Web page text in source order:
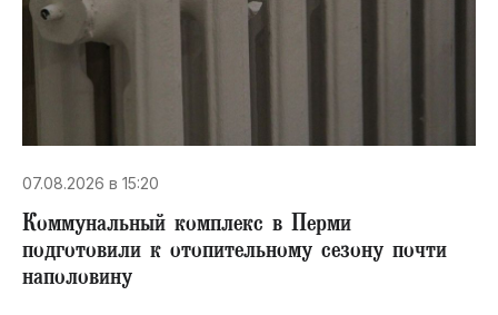
07.08.2026 в 15:20
Коммунальный комплекс в Перми
подготовили к отопительному сезону почти
наполовину